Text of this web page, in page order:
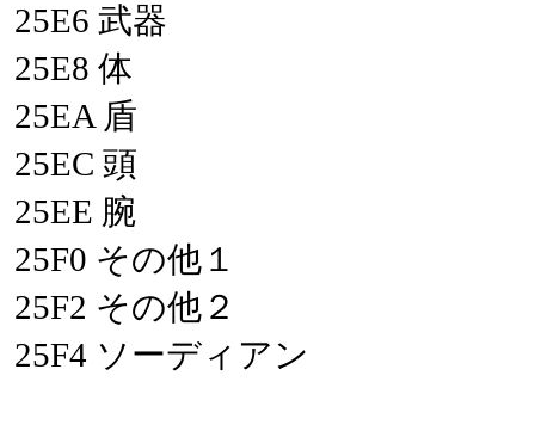
25E6 武器
25E8 体
25EA 盾
25EC 頭
25EE 腕
25F0 その他１
25F2 その他２
25F4 ソーディアン